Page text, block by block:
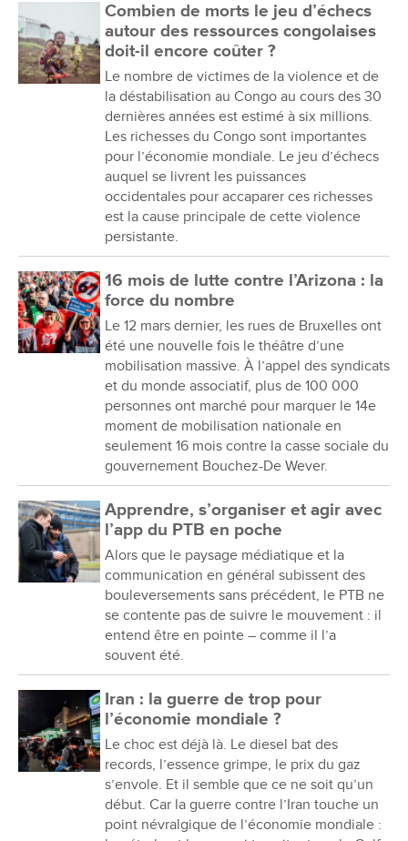
Combien de morts le jeu d’échecs
autour des ressources congolaises
doit-il encore coûter ?
Le nombre de victimes de la violence et de
la déstabilisation au Congo au cours des 30
dernières années est estimé à six millions.
Les richesses du Congo sont importantes
pour l’économie mondiale. Le jeu d’échecs
auquel se livrent les puissances
occidentales pour accaparer ces richesses
est la cause principale de cette violence
persistante.
16 mois de lutte contre l’Arizona : la
force du nombre
Le 12 mars dernier, les rues de Bruxelles ont
été une nouvelle fois le théâtre d’une
mobilisation massive. À l’appel des syndicats
et du monde associatif, plus de 100 000
personnes ont marché pour marquer le 14e
moment de mobilisation nationale en
seulement 16 mois contre la casse sociale du
gouvernement Bouchez-De Wever.
Apprendre, s’organiser et agir avec
l’app du PTB en poche
Alors que le paysage médiatique et la
communication en général subissent des
bouleversements sans précédent, le PTB ne
se contente pas de suivre le mouvement : il
entend être en pointe – comme il l’a
souvent été.
Iran : la guerre de trop pour
l’économie mondiale ?
Le choc est déjà là. Le diesel bat des
records, l’essence grimpe, le prix du gaz
s’envole. Et il semble que ce ne soit qu’un
début. Car la guerre contre l’Iran touche un
point névralgique de l’économie mondiale :